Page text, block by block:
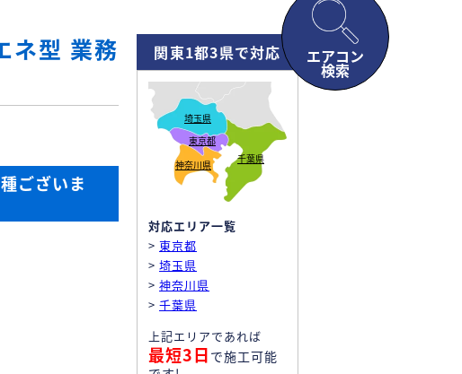
エアコン
検索
ネ型 業務
ございま
関東1都3県で対応
東京都
埼玉県
神奈川県 千葉県
対応エリア一覧
> 東京都
> 埼玉県
> 神奈川県
> 千葉県
上記エリアであれば
最短3日 で施工可能